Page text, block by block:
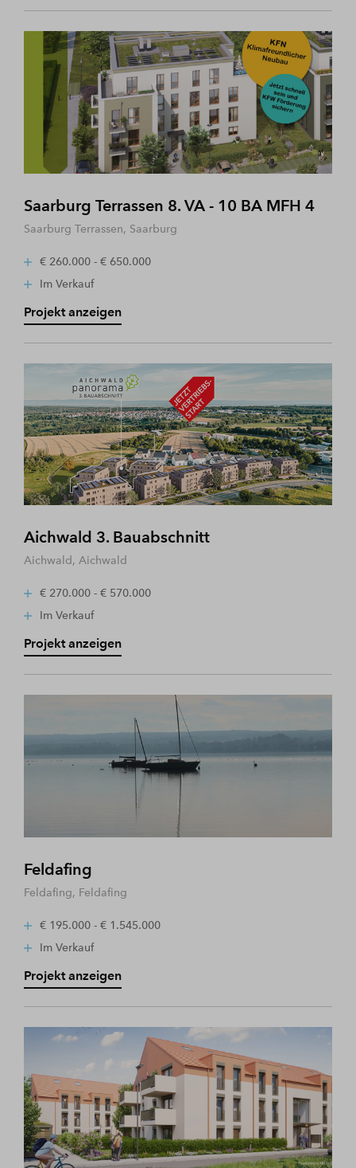
Saarburg Terrassen 8. VA - 10 BA MFH 4
Saarburg Terrassen, Saarburg
€ 260.000 - € 650.000
Im Verkauf
Projekt anzeigen
Aichwald 3. Bauabschnitt
Aichwald, Aichwald
€ 270.000 - € 570.000
Im Verkauf
Projekt anzeigen
Feldafing
Feldafing, Feldafing
€ 195.000 - € 1.545.000
Im Verkauf
Projekt anzeigen